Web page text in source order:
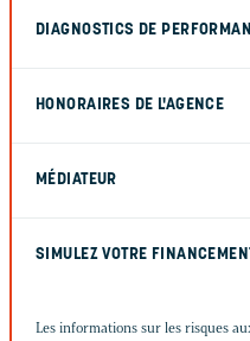
DIAGNOSTICS DE
HONORAIRES DE L'AGENCE
MÉDIATEUR
SIMULEZ VOTRE
Les informations sur les risques